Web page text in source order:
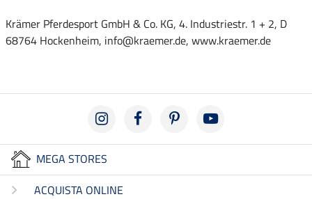
Krämer Pferdesport GmbH & Co. KG, 4. Industriestr. 1 + 2, D
68764 Hockenheim, info@kraemer.de, www.kraemer.de
MEGA STORES
ACQUISTA ONLINE